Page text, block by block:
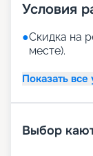
Условия
●Скидка на
месте).
Показать все
Выбор